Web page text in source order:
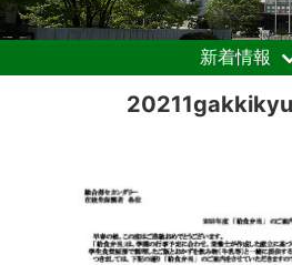
新着情報